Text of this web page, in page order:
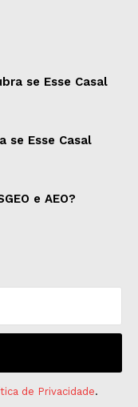
se Esse Casal
se Esse Casal
e AEO?
de Privacidade.